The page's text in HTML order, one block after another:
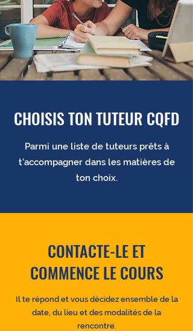
CHOISIS TON TUTEUR CQFD
Parmi une liste de tuteurs prêts à
t’accompagner dans les matières de
ton choix.
CONTACTE-LE ET
COMMENCE LE COURS
Il te répond et vous décidez ensemble de la
date, du lieu et des modalités de la
rencontre.